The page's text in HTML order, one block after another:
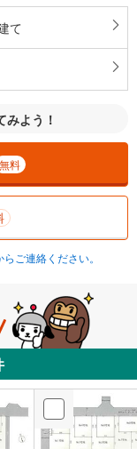
て
よう！
無料
ご連絡ください。